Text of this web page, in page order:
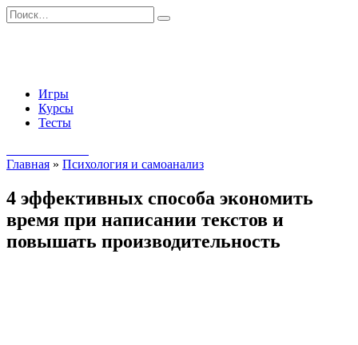
Перейти
к
Search
for:
Игры
Курсы
Тесты
Главная » Психология и самоанализ
4 эффективных способа экономить
время при написании текстов и
повышать производительность